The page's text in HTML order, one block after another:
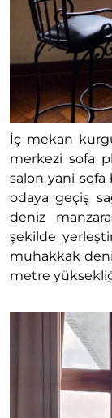
İç mekan
merkezi sofa
salon yani sofa
odaya geçiş
deniz
şekilde
muhakkak
metre